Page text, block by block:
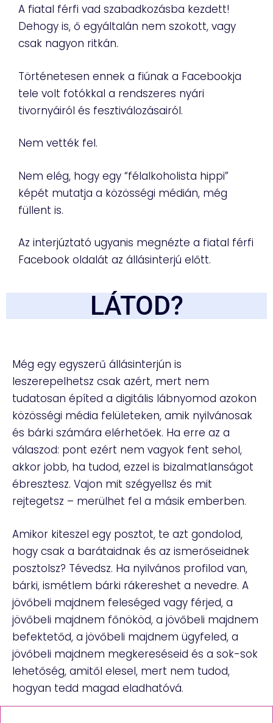
A fiatal férfi vad szabadkozásba kezdett!
Dehogy is, ő egyáltalán nem szokott, vagy
csak nagyon ritkán.
Történetesen ennek a fiúnak a Facebookja
tele volt fotókkal a rendszeres nyári
tivornyáiról és fesztiválozásairól.
Nem vették fel.
Nem elég, hogy egy “félalkoholista hippi”
képét mutatja a közösségi médián, még
füllent is.
Az interjúztató ugyanis megnézte a fiatal férfi
Facebook oldalát az állásinterjú előtt.
LÁTOD?
Még egy egyszerű állásinterjún is
leszerepelhetsz csak azért, mert nem
tudatosan építed a digitális lábnyomod azokon
közösségi média felületeken, amik nyilvánosak
és bárki számára elérhetőek. Ha erre az a
válaszod: pont ezért nem vagyok fent sehol,
akkor jobb, ha tudod, ezzel is bizalmatlanságot
ébresztesz. Vajon mit szégyellsz és mit
rejtegetsz – merülhet fel a másik emberben.
Amikor kiteszel egy posztot, te azt gondolod,
hogy csak a barátaidnak és az ismerőseidnek
posztolsz? Tévedsz. Ha nyilvános profilod van,
bárki, ismétlem bárki rákereshet a nevedre. A
jövőbeli majdnem feleséged vagy férjed, a
jövőbeli majdnem főnököd, a jövőbeli majdnem
befektetőd, a jövőbeli majdnem ügyfeled, a
jövőbeli majdnem megkereséseid és a sok-sok
lehetőség, amitől elesel, mert nem tudod,
hogyan tedd magad eladhatóvá.